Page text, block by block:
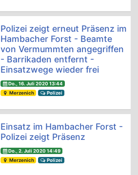
Polizei zeigt erneut Präsenz im
Hambacher Forst - Beamte
von Vermummten angegriffen
- Barrikaden entfernt -
Einsatzwege wieder frei
Do., 16. Juli 2020 13:44
Merzenich
Polizei
Einsatz im Hambacher Forst -
Polizei zeigt Präsenz
Do., 2. Juli 2020 14:49
Merzenich
Polizei